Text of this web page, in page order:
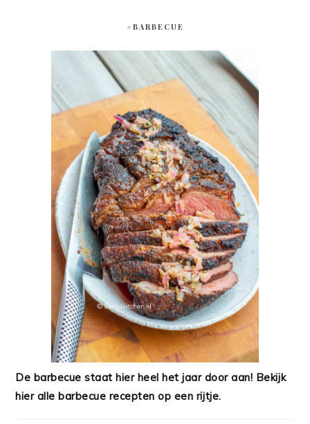
#BARBECUE
De barbecue staat hier heel het jaar door aan! Bekijk
hier alle barbecue recepten op een rijtje.